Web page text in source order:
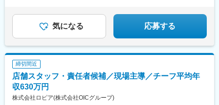
気になる 応募する
締切間近
店舗スタッフ・責任者候補／現場主導／チーフ平均年
収630万円
株式会社ロピア(株式会社OICグループ)